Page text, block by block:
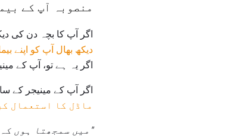
منصوبہ آپ کے
اگر آپ کا بچہ دن کی
دیکھ بھال آپ کو اپنے
اگر یہ ہے تو، آپ کے
اگر آپ کے مینیجر کے
ماڈل کا استعمال
"میں سمجھتا ہوں